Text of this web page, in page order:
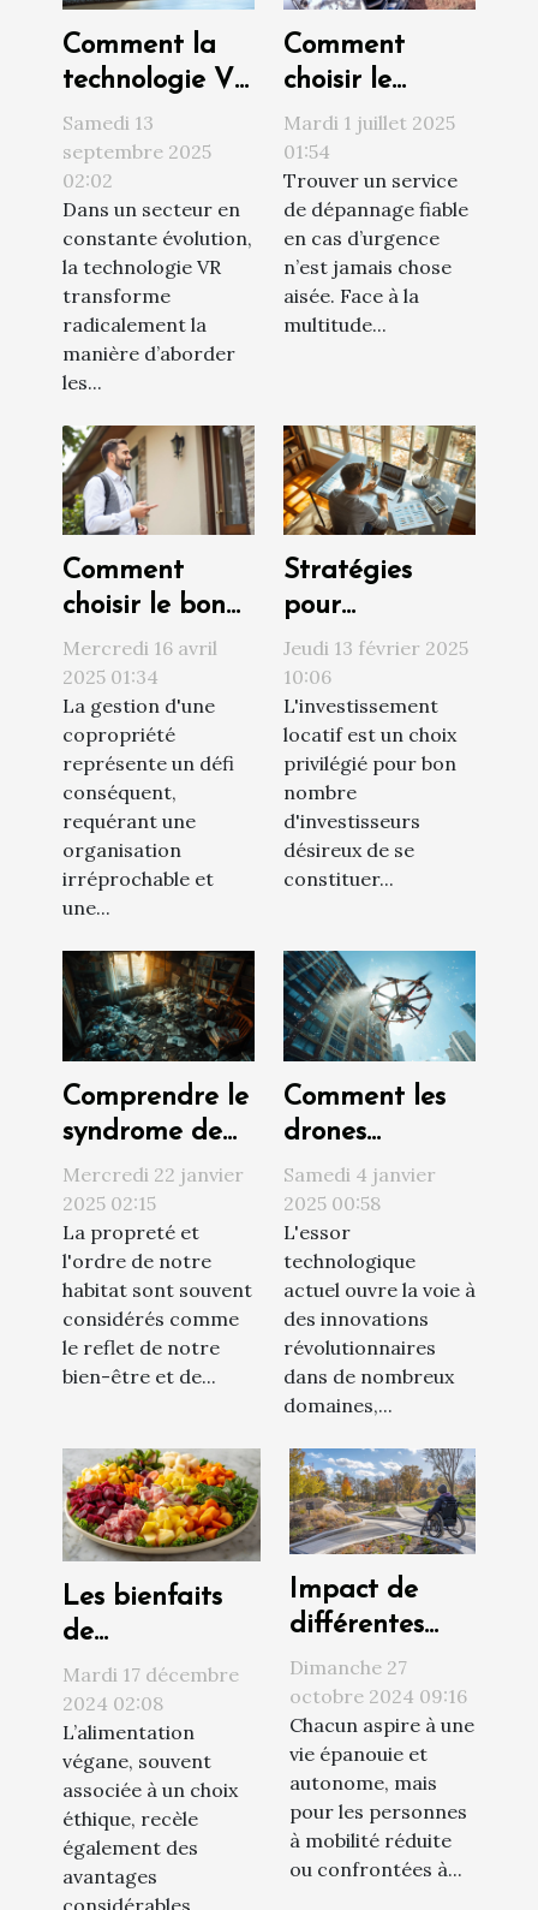
Comment la
technologie VR
révolutionne
les visites
immobilières ?
Samedi 13
septembre 2025
02:02
Dans un secteur en
constante évolution,
la technologie VR
transforme
radicalement la
manière d’aborder
les...
Comment
choisir le
meilleur service
de dépannage
en urgence ?
Mardi 1 juillet 2025
01:54
Trouver un service
de dépannage fiable
en cas d’urgence
n’est jamais chose
aisée. Face à la
multitude...
Comment
choisir le bon
syndic de
copropriété
pour une
gestion
efficace
Mercredi 16 avril
2025 01:34
La gestion d'une
copropriété
représente un défi
conséquent,
requérant une
organisation
irréprochable et
une...
Stratégies
pour
augmenter la
rentabilité de
votre
investissement
locatif
Jeudi 13 février 2025
10:06
L'investissement
locatif est un choix
privilégié pour bon
nombre
d'investisseurs
désireux de se
constituer...
Comprendre le
syndrome de
Diogène et ses
impacts sur
l'habitat
Mercredi 22 janvier
2025 02:15
La propreté et
l'ordre de notre
habitat sont souvent
considérés comme
le reflet de notre
bien-être et de...
Comment les
drones
révolutionnent
le nettoyage
extérieur des
bâtiments
Samedi 4 janvier
2025 00:58
L'essor
technologique
actuel ouvre la voie à
des innovations
révolutionnaires
dans de nombreux
domaines,...
Les bienfaits
de
l'alimentation
végane sur la
santé et
l'environnement
Mardi 17 décembre
2024 02:08
L’alimentation
végane, souvent
associée à un choix
éthique, recèle
également des
avantages
Impact de
différentes
solutions
d'accessibilité
sur la qualité
de vie
Dimanche 27
octobre 2024 09:16
Chacun aspire à une
vie épanouie et
autonome, mais
pour les personnes
à mobilité réduite
ou confrontées à...